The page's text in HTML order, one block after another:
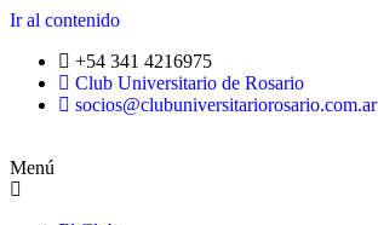
Ir al contenido
+54 341 4216975
Club Universitario de Rosario
socios@clubuniversitariorosario.com.ar
Menú